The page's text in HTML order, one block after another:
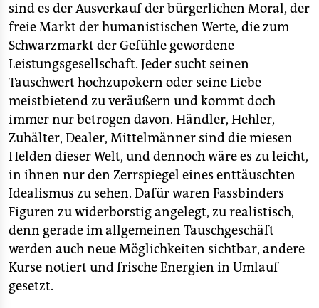
sind es der Ausverkauf der bürgerlichen Moral, der
freie Markt der humanistischen Werte, die zum
Schwarzmarkt der Gefühle gewordene
Leistungsgesellschaft. Jeder sucht seinen
Tauschwert hochzupokern oder seine Liebe
meistbietend zu veräußern und kommt doch
immer nur betrogen davon. Händler, Hehler,
Zuhälter, Dealer, Mittelmänner sind die miesen
Helden dieser Welt, und dennoch wäre es zu leicht,
in ihnen nur den Zerrspiegel eines enttäuschten
Idealismus zu sehen. Dafür waren Fassbinders
Figuren zu widerborstig angelegt, zu realistisch,
denn gerade im allgemeinen Tauschgeschäft
werden auch neue Möglichkeiten sichtbar, andere
Kurse notiert und frische Energien in Umlauf
gesetzt.